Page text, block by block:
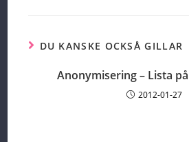
DU KANSKE OCKSÅ GILLAR
Anonymisering – Lista
2012-01-27